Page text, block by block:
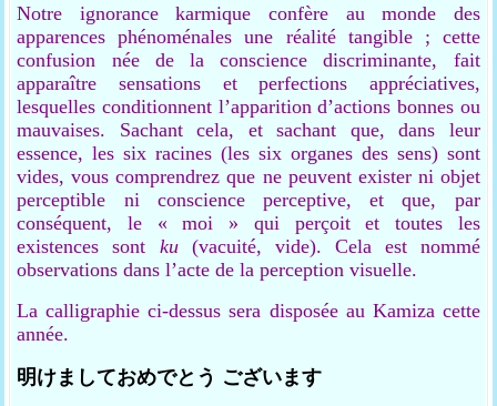
Notre ignorance karmique confère au monde des
apparences phénoménales une réalité tangible ; cette
confusion née de la conscience discriminante, fait
apparaître sensations et perfections appréciatives,
lesquelles conditionnent l’apparition d’actions bonnes ou
mauvaises. Sachant cela, et sachant que, dans leur
essence, les six racines (les six organes des sens) sont
vides, vous comprendrez que ne peuvent exister ni objet
perceptible ni conscience perceptive, et que, par
conséquent, le « moi » qui perçoit et toutes les
existences sont ku(vacuité, vide). Cela est nommé
observations dans l’acte de la perception visuelle.
La calligraphie ci-dessus sera disposée au Kamiza cette
année.
明けましておめでとう ございます